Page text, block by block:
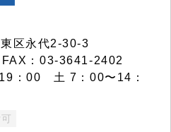
区永代2-30-3
：03-3641-2402
：00 土 7：00〜14：